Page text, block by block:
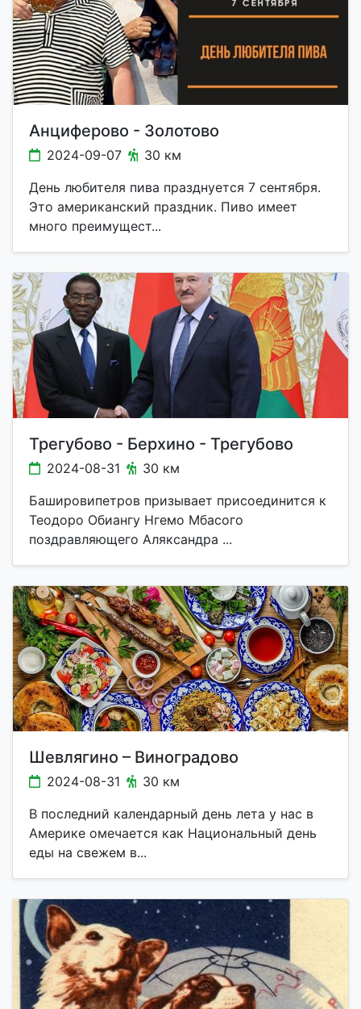
Анциферово - Золотово
2024-09-07
30 км
День любителя пива празднуется 7 сентября.
Это американский праздник. Пиво имеет
много преимущест...
Трегубово - Берхино - Трегубово
2024-08-31
30 км
Башировипетров призывает присоединится к
Теодоро Обиангу Нгемо Мбасого
поздравляющего Аляксандра ...
Шевлягино – Виноградово
2024-08-31
30 км
В последний календарный день лета у нас в
Америке омечается как Национальный день
еды на свежем в...